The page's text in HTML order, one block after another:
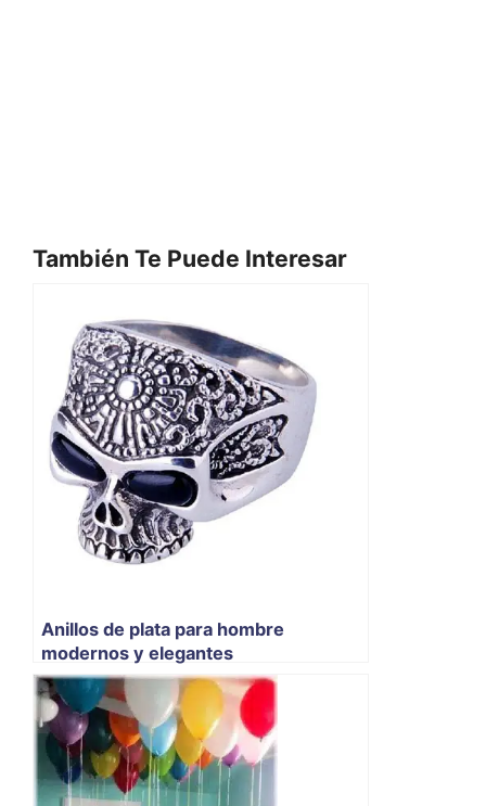
También Te Puede Interesar
Anillos de plata para hombre
modernos y elegantes